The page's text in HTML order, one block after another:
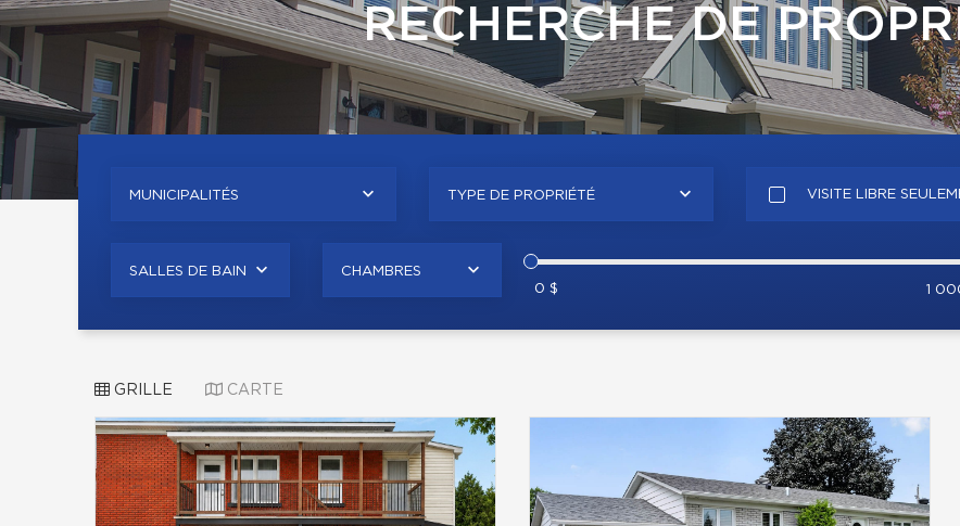
RECHERCHE DE
MUNICIPALITÉS TYPE DE PROPRIÉTÉ VISITE LIBRE
SALLES DE BAIN
CHAMBRES
0 $
1
GRILLE CARTE